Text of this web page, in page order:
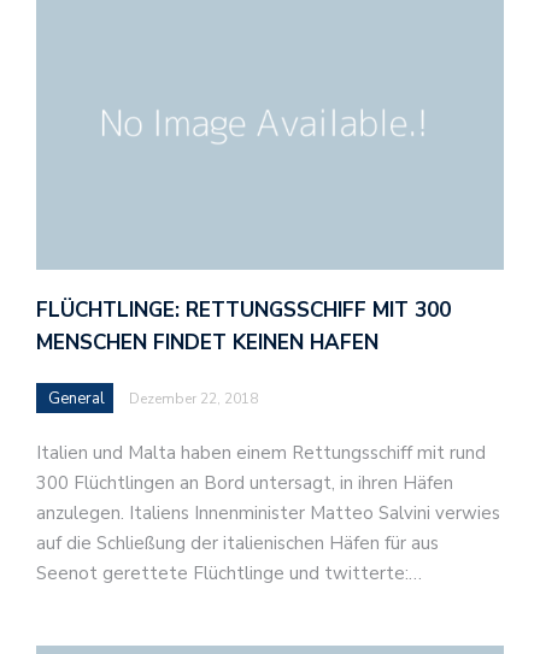
FLÜCHTLINGE: RETTUNGSSCHIFF MIT 300
MENSCHEN FINDET KEINEN HAFEN
General Dezember 22, 2018
Italien und Malta haben einem Rettungsschiff mit rund
300 Flüchtlingen an Bord untersagt, in ihren Häfen
anzulegen. Italiens Innenminister Matteo Salvini verwies
auf die Schließung der italienischen Häfen für aus
Seenot gerettete Flüchtlinge und twitterte:…